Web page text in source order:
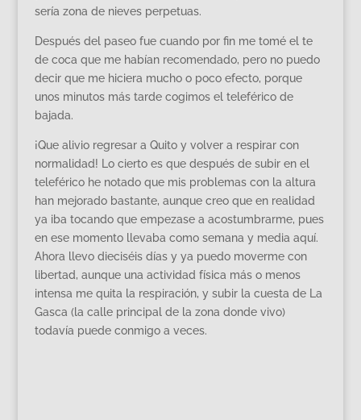
sería zona de nieves perpetuas.
Después del paseo fue cuando por fin me tomé el te
de coca que me habían recomendado, pero no puedo
decir que me hiciera mucho o poco efecto, porque
unos minutos más tarde cogimos el teleférico de
bajada.
¡Que alivio regresar a Quito y volver a respirar con
normalidad! Lo cierto es que después de subir en el
teleférico he notado que mis problemas con la altura
han mejorado bastante, aunque creo que en realidad
ya iba tocando que empezase a acostumbrarme, pues
en ese momento llevaba como semana y media aquí.
Ahora llevo dieciséis días y ya puedo moverme con
libertad, aunque una actividad física más o menos
intensa me quita la respiración, y subir la cuesta de La
Gasca (la calle principal de la zona donde vivo)
todavía puede conmigo a veces.